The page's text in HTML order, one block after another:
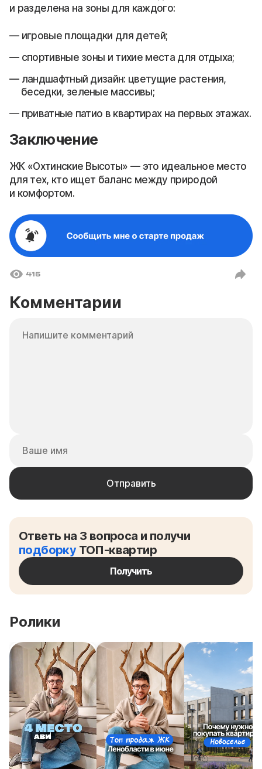
и разделена на зоны для каждого:
игровые площадки для детей;
спортивные зоны и тихие места для отдыха;
ландшафтный дизайн: цветущие растения,
беседки, зеленые массивы;
приватные патио в квартирах на первых этажах.
Заключение
ЖК «Охтинские Высоты» — это идеальное место
для тех, кто ищет баланс между природой
и комфортом.
415
Комментарии
Ответь на 3 вопроса и получи
подборкуТОП-квартир
Получить
Ролики